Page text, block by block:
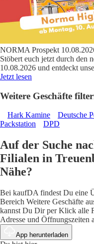
NORMA Prospekt
Stöbert euch jetzt durch den
10.08.2026 und entdeckt
Jetzt lesen
Weitere Geschäfte
Hark Kamine Deutsche
Packstation
DPD
Auf der Suche
Filialen in
Nähe?
Bei kaufDA findest Du eine
Bereich Weitere Geschäfte
kannst Du Dir per Klick alle
Adresse und Öffnungszeiten
App herunterladen